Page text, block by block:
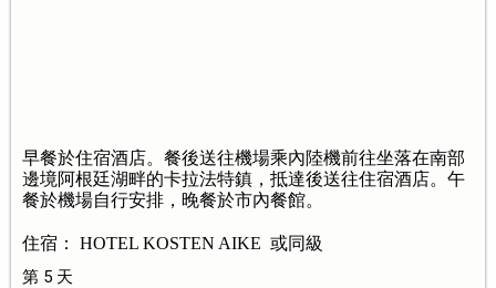
早餐於住宿酒店。餐後送往機場乘內陸機前往坐落在南部
邊境阿根廷湖畔的卡拉法特鎮，抵達後送往住宿酒店。午
餐於機場自行安排，晚餐於市內餐館。
住宿： HOTEL KOSTEN AIKE 或同級
第 5 天